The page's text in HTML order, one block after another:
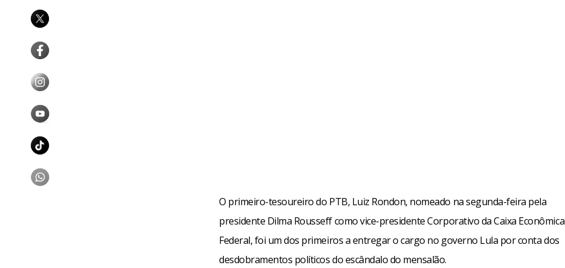
O primeiro-tesoureiro do PTB, Luiz Rondon, nomeado na segunda-feira pela
presidente Dilma Rousseff como vice-presidente Corporativo da Caixa Econômica
Federal, foi um dos primeiros a entregar o cargo no governo Lula por conta dos
desdobramentos políticos do escândalo do mensalão.